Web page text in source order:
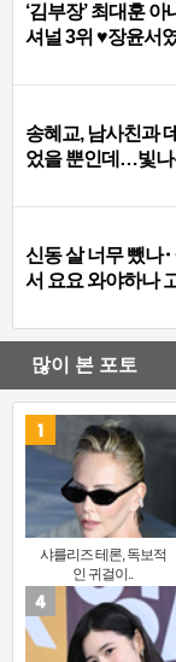
‘김부장’ 최대훈
셔널 3위 ♥장윤서
송혜교, 남사친과
었을 뿐인데…빛나
신동 살 너무 뺐나
서 요요 와야하나
많이 본 포토
샤를리즈 테론, 독보적
인 귀걸이..